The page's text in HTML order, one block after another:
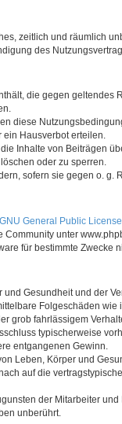
zeitlich und räumlich
des
die gegen
diese
ein Hausverbot erteilen.
Inhalte von Beiträgen
oder zu sperren.
sofern sie gegen o.
GNU General Public
unter
für bestimmte Zwecke
Gesundheit und der
Folgeschäden
grob fahrlässigem
typischerweise
entgangenen Gewinn.
Leben, Körper und
auf die
der Mitarbeiter
unberührt.